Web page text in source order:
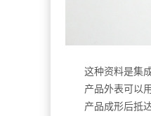
这种资料是集
产品外表可以
产品成形后抵